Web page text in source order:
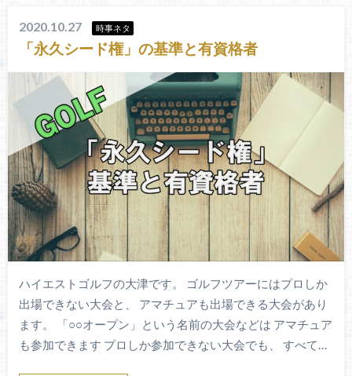
2020.10.27 時事ネタ
「永久シード権」の基準と有資格者
ハイエストゴルフの大津です。 ゴルフツアーにはプロしか
出場できない大会と、 アマチュアも出場できる大会があり
ます。 「○○オープン」という名前の大会などは アマチュア
も参加できます プロしか参加できない大会でも、 すべて…